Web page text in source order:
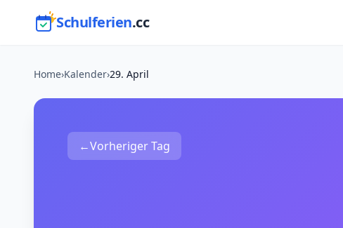
Schulferien.cc
Home›Kalender›29. April
←Vorheriger Tag